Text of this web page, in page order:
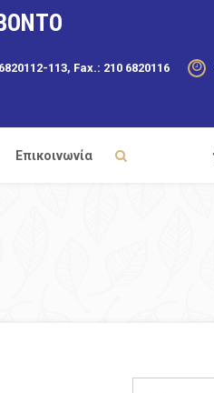
113, Fax.: 210 6820116
Επικοινωνία